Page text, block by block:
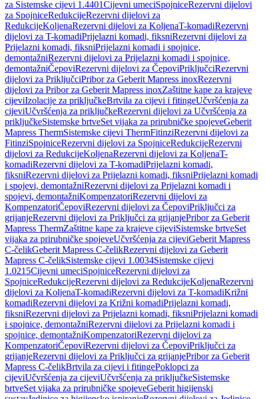
za Sistemske cijevi 1.4401Cijevni umeciSpojniceRezervni dijelovi
za SpojniceRedukcijeRezervni dijelovi za
RedukcijeKoljenaRezervni dijelovi za KoljenaT-komadiRezervni
dijelovi za T-komadiPrijelazni komadi, fiksniRezervni dijelovi za
Prijelazni komadi, fiksniPrijelazni komadi i spojnice,
demontažniRezervni dijelovi za Prijelazni komadi i spojnice,
demontažniČepoviRezervni dijelovi za ČepoviPriključciRezervni
dijelovi za PriključciPribor za Geberit Mapress inoxRezervni
dijelovi za Pribor za Geberit Mapress inoxZaštitne kape za krajeve
cijeviIzolacije za priključkeBrtvila za cijevi i fitingeUčvršćenja za
cijeviUčvršćenja za priključkeRezervni dijelovi za Učvršćenja za
priključkeSistemske brtveSet vijaka za prirubničke spojeveGeberit
Mapress ThermSistemske cijevi ThermFitinziRezervni dijelovi za
FitinziSpojniceRezervni dijelovi za SpojniceRedukcijeRezervni
dijelovi za RedukcijeKoljenaRezervni dijelovi za KoljenaT-
komadiRezervni dijelovi za T-komadiPrijelazni komadi,
fiksniRezervni dijelovi za Prijelazni komadi, fiksniPrijelazni komadi
i spojevi, demontažniRezervni dijelovi za Prijelazni komadi i
spojevi, demontažniKompenzatoriRezervni dijelovi za
KompenzatoriČepoviRezervni dijelovi za ČepoviPriključci za
grijanjeRezervni dijelovi za Priključci za grijanjePribor za Geberit
Mapress ThermZaštitne kape za krajeve cijeviSistemske brtveSet
vijaka za prirubničke spojeveUčvršćenja za cijeviGeberit Mapress
C-čelikGeberit Mapress C-čelikRezervni dijelovi za Geberit
Mapress C-čelikSistemske cijevi 1.0034Sistemske cijevi
1.0215Cijevni umeciSpojniceRezervni dijelovi za
SpojniceRedukcijeRezervni dijelovi za RedukcijeKoljenaRezervni
dijelovi za KoljenaT-komadiRezervni dijelovi za T-komadiKrižni
komadiRezervni dijelovi za Križni komadiPrijelazni komadi,
fiksniRezervni dijelovi za Prijelazni komadi, fiksniPrijelazni komadi
i spojnice, demontažniRezervni dijelovi za Prijelazni komadi i
spojnice, demontažniKompenzatoriRezervni dijelovi za
KompenzatoriČepoviRezervni dijelovi za ČepoviPriključci za
grijanjeRezervni dijelovi za Priključci za grijanjePribor za Geberit
Mapress C-čelikBrtvila za cijevi i fitingePoklopci za
cijeviUčvršćenja za cijeviUčvršćenja za priključkeSistemske
brtveSet vijaka za prirubničke spojeveGeberit higijenski